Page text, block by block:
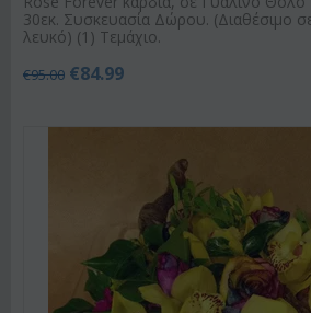
30εκ. Συσκευασία Δώρου. (Διαθέσιμο
λευκό) (1) Τεμάχιο.
€95.00 €84.99